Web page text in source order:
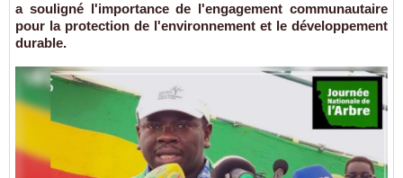
a souligné l'importance de l'engagement communautaire
pour la protection de l'environnement et le développement
durable.